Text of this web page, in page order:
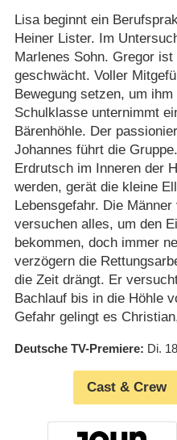
Lisa beginnt ein
Heiner Lister. Im
Marlenes Sohn. Gregor
geschwächt. Voller
Bewegung setzen, um
Schulklasse unternimmt
Bärenhöhle. Der
Johannes führt die
Erdrutsch im Inneren der
werden, gerät die kleine
Lebensgefahr. Die
versuchen alles, um den
bekommen, doch immer
verzögern die
die Zeit drängt. Er
Bachlauf bis in die Höhle
Gefahr gelingt es
Deutsche TV-Premiere Di.
Cast & Crew